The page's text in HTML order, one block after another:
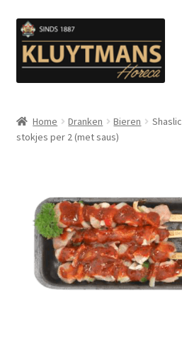
Ga
door
naar
navigatie
Ga
naar
de
inhoud
Kip en Gevogelte
Vetten
Sauzen en Mayonaise
Koffie
Home Dranken Bieren
stokjes per 2 (met saus)